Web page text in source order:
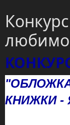
КНИЖКИ -